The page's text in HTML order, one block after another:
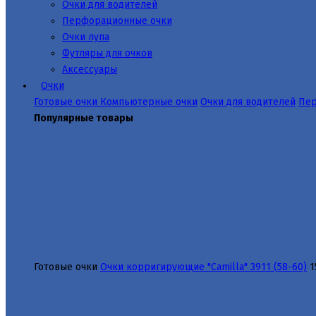
Очки для водителей
Перфорационные очки
Очки лупа
Футляры для очков
Аксессуары
Очки
Готовые очки Компьютерные очки Очки для водителей
Популярные товары
Готовые очки Очки корригирующие "Camilla" 3911 (58-60)